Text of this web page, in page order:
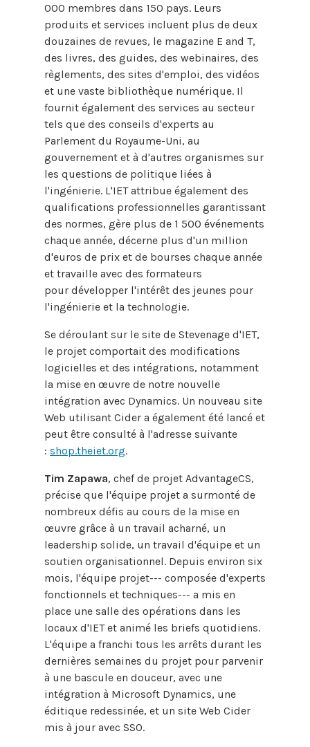
000 membres dans 150 pays. Leurs
produits et services incluent plus de deux
douzaines de revues, le magazine E and T,
des livres, des guides, des webinaires, des
règlements, des sites d'emploi, des vidéos
et une vaste bibliothèque numérique. Il
fournit également des services au secteur
tels que des conseils d'experts au
Parlement du Royaume-Uni, au
gouvernement et à d'autres organismes sur
les questions de politique liées à
l'ingénierie. L'IET attribue également des
qualifications professionnelles garantissant
des normes, gère plus de 1 500 événements
chaque année, décerne plus d'un million
d'euros de prix et de bourses chaque année
et travaille avec des formateurs
pour développer l'intérêt des jeunes pour
l'ingénierie et la technologie.
Se déroulant sur le site de Stevenage d'IET,
le projet comportait des modifications
logicielles et des intégrations, notamment
la mise en œuvre de notre nouvelle
intégration avec Dynamics. Un nouveau site
Web utilisant Cider a également été lancé et
peut être consulté à l'adresse suivante
: shop.theiet.org.
Tim Zapawa, chef de projet AdvantageCS,
précise que l'équipe projet a surmonté de
nombreux défis au cours de la mise en
œuvre grâce à un travail acharné, un
leadership solide, un travail d'équipe et un
soutien organisationnel. Depuis environ six
mois, l'équipe projet--- composée d'experts
fonctionnels et techniques--- a mis en
place une salle des opérations dans les
locaux d'IET et animé les briefs quotidiens.
L'équipe a franchi tous les arrêts durant les
dernières semaines du projet pour parvenir
à une bascule en douceur, avec une
intégration à Microsoft Dynamics, une
éditique redessinée, et un site Web Cider
mis à jour avec SSO.